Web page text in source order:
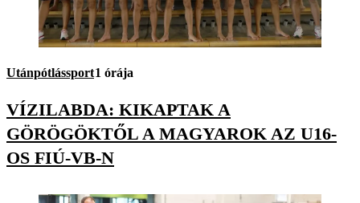
Utánpótlássport1 órája
VÍZILABDA: KIKAPTAK A
GÖRÖGÖKTŐL A MAGYAROK AZ U16-
OS FIÚ-VB-N